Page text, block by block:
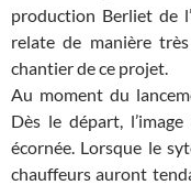
production Berliet de
relate de manière
chantier de ce projet.
Au moment du
Dès le départ,
écornée. Lorsque le
chauffeurs auront